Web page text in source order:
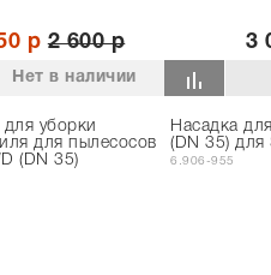
р 2 600 р
Нет в наличии
3
для уборки
для пылесосов
(DN 35)
Насадка
(DN 35) для
6.906-955